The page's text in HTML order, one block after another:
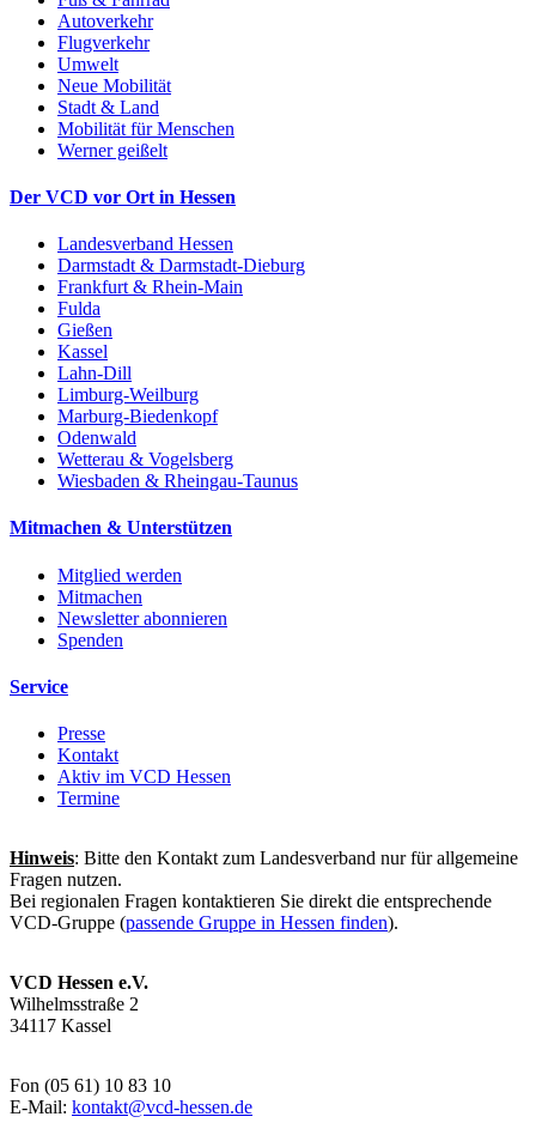
Autoverkehr
Flugverkehr
Umwelt
Neue Mobilität
Stadt & Land
Mobilität für Menschen
Werner geißelt
Der VCD vor Ort in Hessen
Landesverband Hessen
Darmstadt & Darmstadt-Dieburg
Frankfurt & Rhein-Main
Fulda
Gießen
Kassel
Lahn-Dill
Limburg-Weilburg
Marburg-Biedenkopf
Odenwald
Wetterau & Vogelsberg
Wiesbaden & Rheingau-Taunus
Mitmachen & Unterstützen
Mitglied werden
Mitmachen
Newsletter abonnieren
Spenden
Service
Presse
Kontakt
Aktiv im VCD Hessen
Termine
Hinweis: Bitte den Kontakt zum Landesverband nur für allgemeine
Fragen nutzen.
Bei regionalen Fragen kontaktieren Sie direkt die entsprechende
VCD-Gruppe (passende Gruppe in Hessen finden).
VCD Hessen e.V.
Wilhelmsstraße 2
34117 Kassel
Fon (05 61) 10 83 10
E-Mail: kontakt@vcd-hessen.de